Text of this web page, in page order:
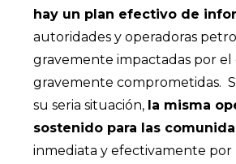
hay un plan efectivo de
autoridades y operadoras
gravemente impactadas por
gravemente comprometidas.
su seria situación, la misma
sostenido para las
inmediata y efectivamente por